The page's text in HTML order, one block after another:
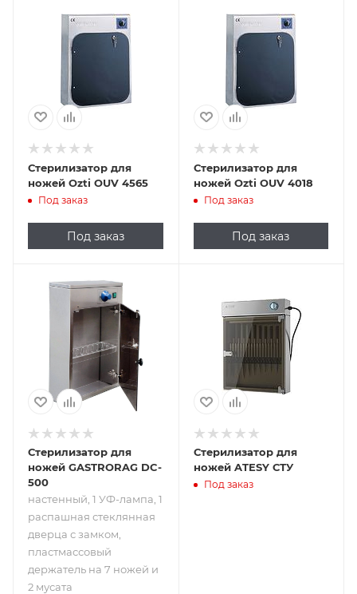
Стерилизатор для
ножей Ozti OUV 4565
Под заказ
Под заказ
Стерилизатор для
ножей Ozti OUV 4018
Под заказ
Под заказ
Подпись к товару
настенный, 1 УФ-
лампа, 1
распашная
стеклянная
дверца с замком,
пластмассовый
держатель на 7
Стерилизатор для
ножей GASTRORAG DC-
500
настенный, 1 УФ-лампа, 1
распашная стеклянная
дверца с замком,
пластмассовый
держатель на 7 ножей и
2 мусата
Стерилизатор для
ножей ATESY СТУ
Под заказ